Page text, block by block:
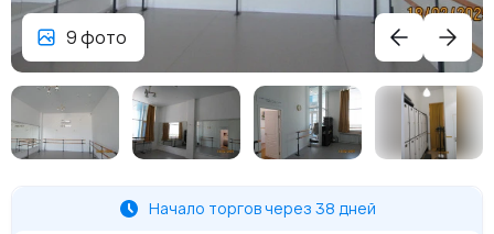
9 фото
Начало торгов через 38 дней